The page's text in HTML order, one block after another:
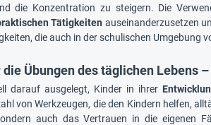
die Konzentration zu steigern. Die
Tätigkeiten auseinanderzusetzen
die auch in der schulischen Umgebung
Übungen des täglichen Lebens
darauf ausgelegt, Kinder in ihrer
von Werkzeugen, die den Kindern helfen,
auch das Vertrauen in die eigenen